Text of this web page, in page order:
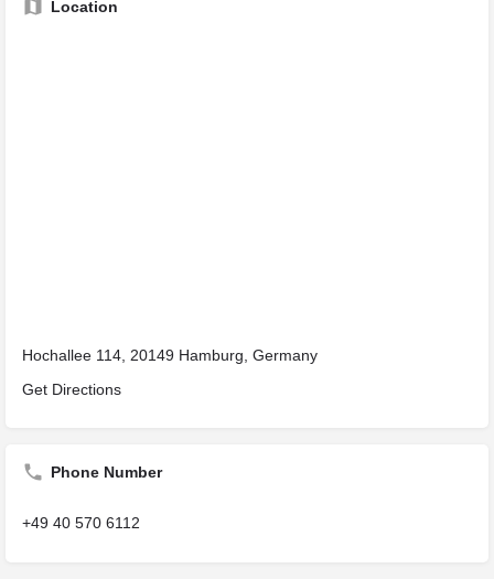
Location
Hochallee 114, 20149 Hamburg, Germany
Get Directions
Phone Number
+49 40 570 6112